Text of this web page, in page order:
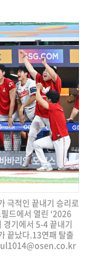
극적인 끝내기 승리로
드에서 열린 ‘2026
기에서 5-4 끝내기
끝났다.13연패 탈출